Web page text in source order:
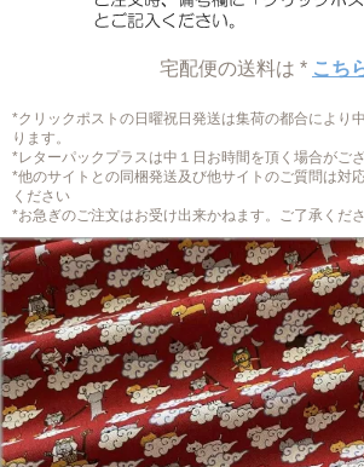
宅配便の送料は * こち
*クリックポストの日曜祝日発送は集荷の都合により
ります。
*レターパックプラスは中１日お時間を頂く場合がござ
*他のサイトとの同梱発送及び他サイトのご質問は対
ください
*お急ぎのご注文はお受け出来かねます。ご了承くださ